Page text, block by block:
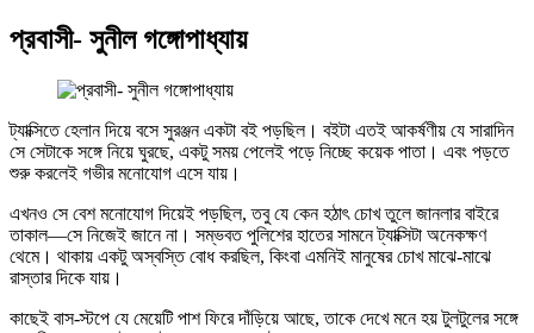
প্রবাসী- সুনীল গঙ্গোপাধ্যায়
ট্যাক্সিতে হেলান দিয়ে বসে সুরঞ্জন একটা বই পড়ছিল। বইটা এতই আকর্ষণীয় যে সারাদিন
সে সেটাকে সঙ্গে নিয়ে ঘুরছে, একটু সময় পেলেই পড়ে নিচ্ছে কয়েক পাতা। এবং পড়তে
শুরু করলেই গভীর মনোযোগ এসে যায়।
এখনও সে বেশ মনোযোগ দিয়েই পড়ছিল, তবু যে কেন হঠাৎ চোখ তুলে জানলার বাইরে
তাকাল—সে নিজেই জানে না। সম্ভবত পুলিশের হাতের সামনে ট্যাক্সিটা অনেকক্ষণ
থেমে। থাকায় একটু অস্বস্তি বোধ করছিল, কিংবা এমনিই মানুষের চোখ মাঝে-মাঝে
রাস্তার দিকে যায়।
কাছেই বাস-স্টপে যে মেয়েটি পাশ ফিরে দাঁড়িয়ে আছে, তাকে দেখে মনে হয় টুলটুলের সঙ্গে